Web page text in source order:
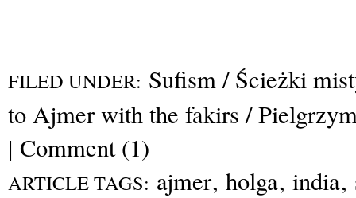
FILED UNDER: Sufism / Ścieżki
to Ajmer with the fakirs /
| Comment (1)
ARTICLE TAGS: ajmer, holga, india,